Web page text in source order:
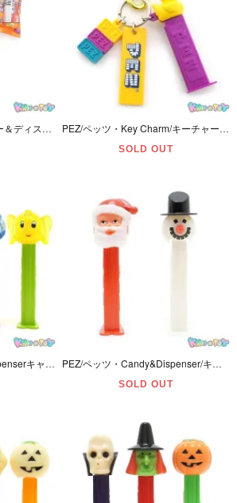
PEZ/ペッツ・キャンディー＆ディスペンサー・Halloween/ハロウィン・Glow/グロウ/蓄光「パンプキン・魔女・黒猫・スカル・ジャックオーランタン・ドラキュラ・蝙蝠」パッケージ未開封7本セット PEZ/ペッツ・Key Charm/キーチャーム・カラナビ付きキーホルダー 「Duck/ダック/ヒヨコ」
SOLD OUT
PEZ/ペッツ・Candy&Dispenserキャンディー＆ディスペンサー・Kooky Zooクーキーズー・Color Crystal/カラークリスタル/クリア「ライオン・ワニ・カバ・ゾウ」4本セット PEZ/ペッツ・Candy&Dispenser/キャンディー＆ディスペンサー・Christmas Holiday/クリスマス・ホリデー 「サンタクロース・スノーマン/雪だるま」 2本セット
SOLD OUT